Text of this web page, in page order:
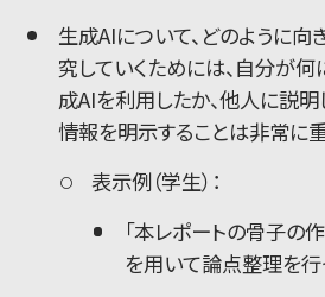
生成AIについて、どのように向
究していくためには、自分が
成AIを利用したか、他人に説
情報を明示することは非常に重
表示例（学生）：
「本レポートの骨子の
を用いて論点整理を行